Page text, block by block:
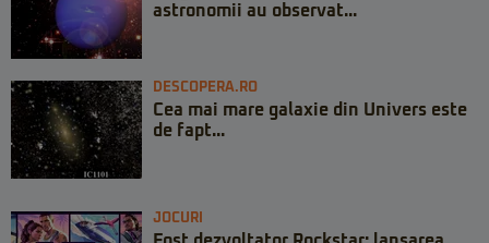
astronomii au observat...
DESCOPERA.RO
Cea mai mare galaxie din Univers este
de fapt...
JOCURI